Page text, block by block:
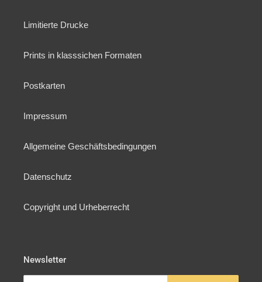
Limitierte Drucke
Prints in klasssichen Formaten
Postkarten
Impressum
Allgemeine Geschäftsbedingungen
Datenschutz
Copyright und Urheberrecht
Newsletter